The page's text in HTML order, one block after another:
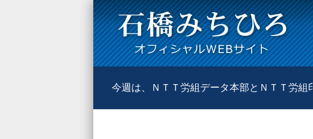
今週は、ＮＴＴ労組データ本部とＮＴＴ労組